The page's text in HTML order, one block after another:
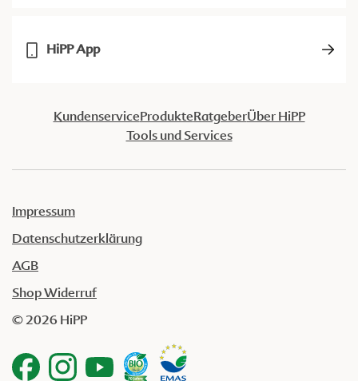
HiPP App
KundenserviceProdukteRatgeberÜber HiPP
Tools und Services
Impressum
Datenschutzerklärung
AGB
Shop Widerruf
© 2026 HiPP